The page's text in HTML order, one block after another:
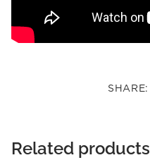
SHARE:
Related products